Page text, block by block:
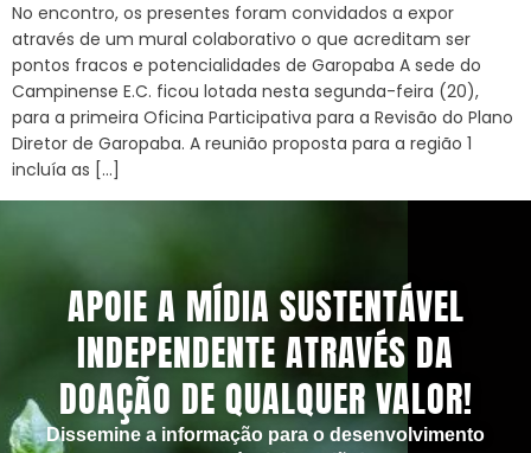
No encontro, os presentes foram convidados a expor
através de um mural colaborativo o que acreditam ser
pontos fracos e potencialidades de Garopaba A sede do
Campinense E.C. ficou lotada nesta segunda-feira (20),
para a primeira Oficina Participativa para a Revisão do Plano
Diretor de Garopaba. A reunião proposta para a região 1
incluía as […]
APOIE A MÍDIA SUSTENTÁVEL
INDEPENDENTE ATRAVÉS DA
DOAÇÃO DE QUALQUER VALOR!
Dissemine a informação para o desenvolvimento